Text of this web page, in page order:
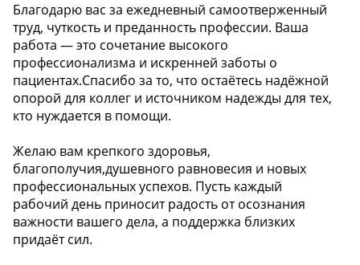
Благодарю вас за ежедневный самоотверженный
труд, чуткость и преданность профессии. Ваша
работа — это сочетание высокого
профессионализма и искренней заботы о
пациентах.Спасибо за то, что остаётесь надёжной
опорой для коллег и источником надежды для тех,
кто нуждается в помощи.
Желаю вам крепкого здоровья,
благополучия,душевного равновесия и новых
профессиональных успехов. Пусть каждый
рабочий день приносит радость от осознания
важности вашего дела, а поддержка близких
придаёт сил.